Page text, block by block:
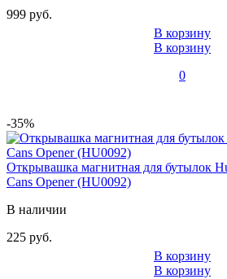
999 руб.
В корзину
В корзину
0
-35%
Открывашка магнитная для бутылок
Cans Opener (HU0092)
В наличии
225 руб.
В корзину
В корзину